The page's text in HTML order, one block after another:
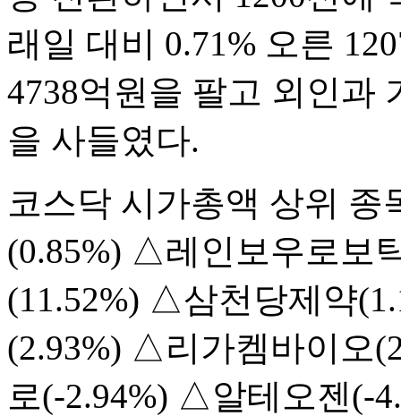
래일 대비 0.71% 오른
4738억원을 팔고 외인과
을 사들였다.
코스닥 시가총액 상위
(0.85%) △레인보우로보
(11.52%) △삼천당제약
(2.93%) △리가켐바이오
로(-2.94%) △알테오젠(-